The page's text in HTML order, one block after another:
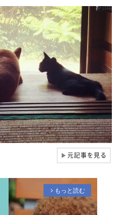
▶元記事を見る
arrow_forward_ios もっと読む